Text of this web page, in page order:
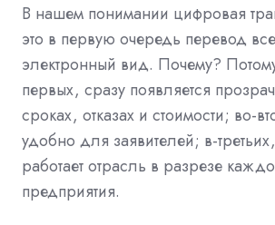
В нашем понимании цифровая
это в первую очередь перевод
электронный вид. Почему?
первых, сразу появляется
сроках, отказах и стоимости; во-
удобно для заявителей; в-
работает отрасль в разрезе
предприятия.